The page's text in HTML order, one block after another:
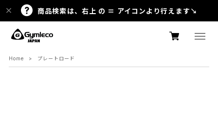
商品検索は、右上 の ≡ アイコンより行えます↘
Home プレートロード